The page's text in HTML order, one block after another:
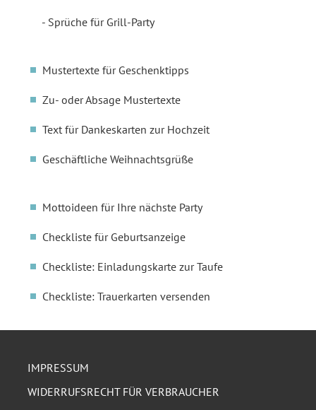
Sprüche für Grill-Party
Mustertexte für Geschenktipps
Zu- oder Absage Mustertexte
Text für Dankeskarten zur Hochzeit
Geschäftliche Weihnachtsgrüße
Mottoideen für Ihre nächste Party
Checkliste für Geburtsanzeige
Checkliste: Einladungskarte zur Taufe
Checkliste: Trauerkarten versenden
IMPRESSUM
WIDERRUFSRECHT FÜR VERBRAUCHER